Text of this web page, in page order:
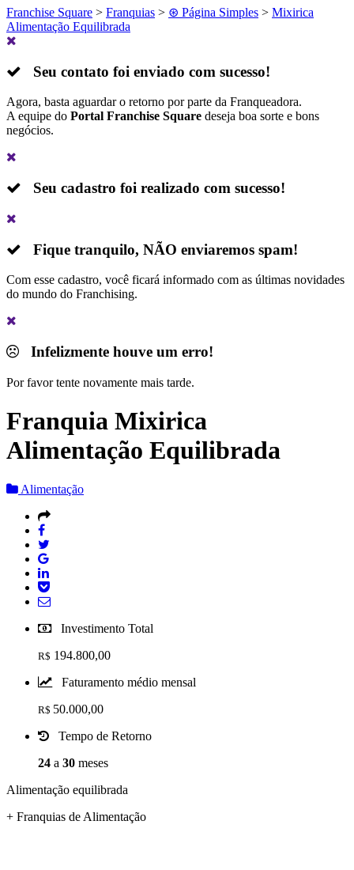
Franchise Square > Franquias > ⊛ Página Simples > Mixirica
Alimentação Equilibrada
Seu contato foi enviado com sucesso!
Agora, basta aguardar o retorno por parte da Franqueadora.
A equipe do Portal Franchise Square deseja boa sorte e bons
negócios.
Seu cadastro foi realizado com sucesso!
Fique tranquilo, NÃO enviaremos spam!
Com esse cadastro, você ficará informado com as últimas novidades
do mundo do Franchising.
Infelizmente houve um erro!
Por favor tente novamente mais tarde.
Franquia Mixirica
Alimentação Equilibrada
Alimentação
Investimento Total
R$ 194.800,00
Faturamento médio mensal
R$ 50.000,00
Tempo de Retorno
24 a 30 meses
Alimentação equilibrada
+ Franquias de Alimentação